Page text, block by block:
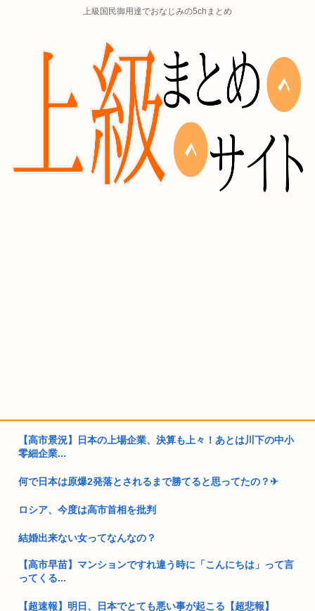
上級国民御用達でおなじみの5chまとめ
【高市景況】日本の上場企業、決算も上々！あとは川下の中小
零細企業...
何で日本は原爆2発落とされるまで勝てると思ってたの？‎✈
ロシア、今度は高市首相を批判
結婚出来ない女ってなんなの？
【高市早苗】マンションですれ違う時に「こんにちは」って言
ってくる...
【超速報】明日、日本でとても悪い事が起こる【超悲報】